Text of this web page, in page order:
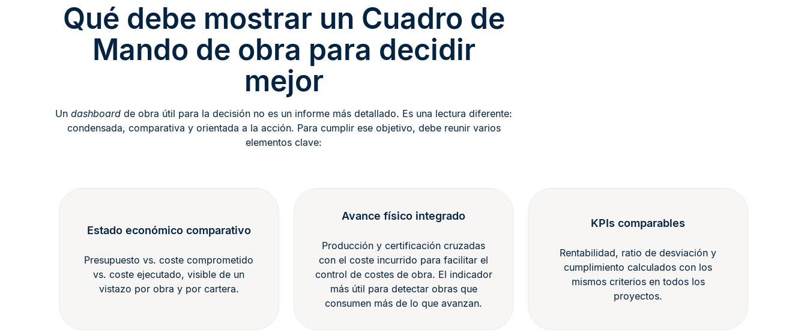
Qué debe mostrar un Cuadro de
Mando de obra para decidir
mejor
Undashboard de obra útil para la decisión no es un informe más detallado. Es una lectura diferente:
condensada, comparativa y orientada a la acción. Para cumplir ese objetivo, debe reunir varios
elementos clave:
Estado económico comparativo
Presupuesto vs. coste comprometido
vs. coste ejecutado, visible de un
vistazo por obra y por cartera.
Avance físico integrado
Producción y certificación cruzadas
con el coste incurrido para facilitar el
control de costes de obra. El indicador
más útil para detectar obras que
consumen más de lo que avanzan.
KPIs comparables
Rentabilidad, ratio de desviación y
cumplimiento calculados con los
mismos criterios en todos los
proyectos.